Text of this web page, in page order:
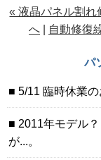
« 液晶パネル割
へ
自動修復
パ
5/11 臨時休業
2011年モデル
が...。